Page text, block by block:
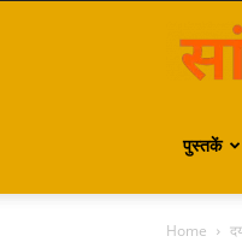
पुस्तकें
Home